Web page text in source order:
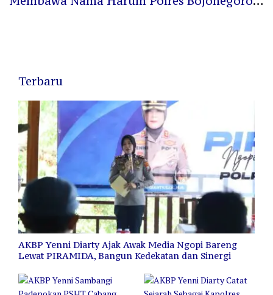
Terbaru
AKBP Yenni Diarty Ajak Awak Media Ngopi Bareng
Lewat PIRAMIDA, Bangun Kedekatan dan Sinergi